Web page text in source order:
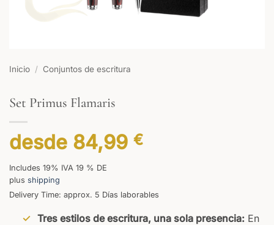
Inicio / Conjuntos de escritura
Set Primus Flamaris
desde 84,99 €
Includes 19% IVA 19 % DE
plus shipping
Delivery Time: approx. 5 Días laborables
Tres estilos de escritura, una sola presencia:En